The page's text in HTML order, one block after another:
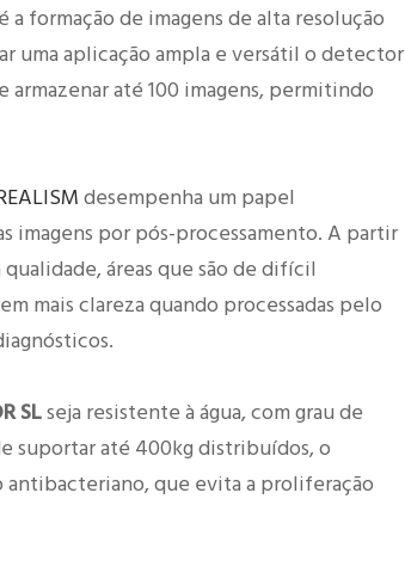
formação de imagens de alta resolução
uma aplicação ampla e versátil o detector
até 100 imagens, permitindo
desempenha um papel
imagens por pós-processamento. A partir
áreas que são de difícil
mais clareza quando processadas pelo
SLseja resistente à água, com grau de
suportar até 400kg distribuídos, o
que evita a proliferação